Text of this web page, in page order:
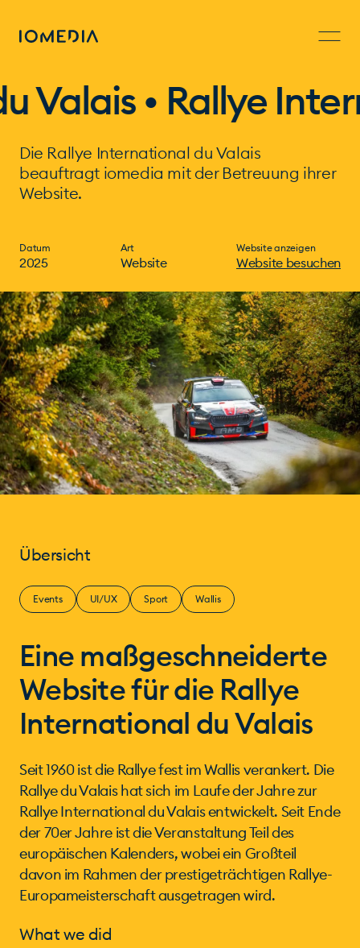
• Rallye
Die Rallye International du Valais
beauftragt iomedia mit der Betreuung ihrer
Website.
Datum
2025
Art
Website
Website anzeigen
Website besuchen
Übersicht
Events UI/UX Sport Wallis
Eine maßgeschneiderte
Website für die Rallye
International du Valais
Seit 1960 ist die Rallye fest im Wallis verankert. Die
Rallye du Valais hat sich im Laufe der Jahre zur
Rallye International du Valais entwickelt. Seit Ende
der 70er Jahre ist die Veranstaltung Teil des
europäischen Kalenders, wobei ein Großteil
davon im Rahmen der prestigeträchtigen Rallye-
Europameisterschaft ausgetragen wird.
What we did